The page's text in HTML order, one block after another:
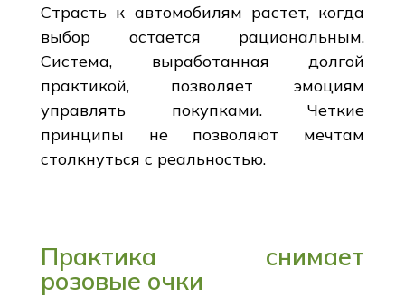
Страсть к автомобилям растет, когда
выбор остается рациональным.
Система, выработанная долгой
практикой, позволяет эмоциям
управлять покупками. Четкие
принципы не позволяют мечтам
столкнуться с реальностью.
Практика снимает
розовые очки